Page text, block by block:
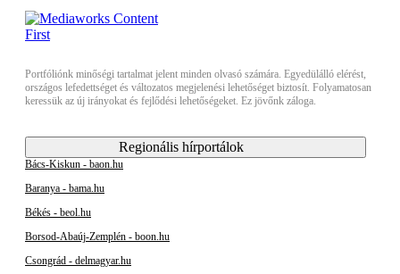
Portfóliónk minőségi tartalmat jelent minden olvasó számára. Egyedülálló elérést,
országos lefedettséget és változatos megjelenési lehetőséget biztosít. Folyamatosan
keressük az új irányokat és fejlődési lehetőségeket. Ez jövőnk záloga.
Regionális hírportálok
Bács-Kiskun - baon.hu
Baranya - bama.hu
Békés - beol.hu
Borsod-Abaúj-Zemplén - boon.hu
Csongrád - delmagyar.hu